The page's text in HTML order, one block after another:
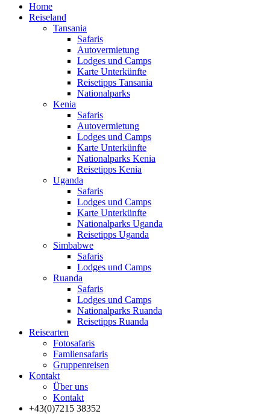
Home
Reiseland
Tansania
Safaris
Autovermietung
Lodges und Camps
Karte Unterkünfte
Reisetipps Tansania
Nationalparks
Kenia
Safaris
Autovermietung
Lodges und Camps
Karte Unterkünfte
Nationalparks Kenia
Reisetipps Kenia
Uganda
Safaris
Lodges und Camps
Karte Unterkünfte
Nationalparks Uganda
Reisetipps Uganda
Simbabwe
Safaris
Lodges und Camps
Ruanda
Safaris
Lodges und Camps
Nationalparks Ruanda
Reisetipps Ruanda
Reisearten
Fotosafaris
Famliensafaris
Gruppenreisen
Kontakt
Über uns
Kontakt
+43(0)7215 38352